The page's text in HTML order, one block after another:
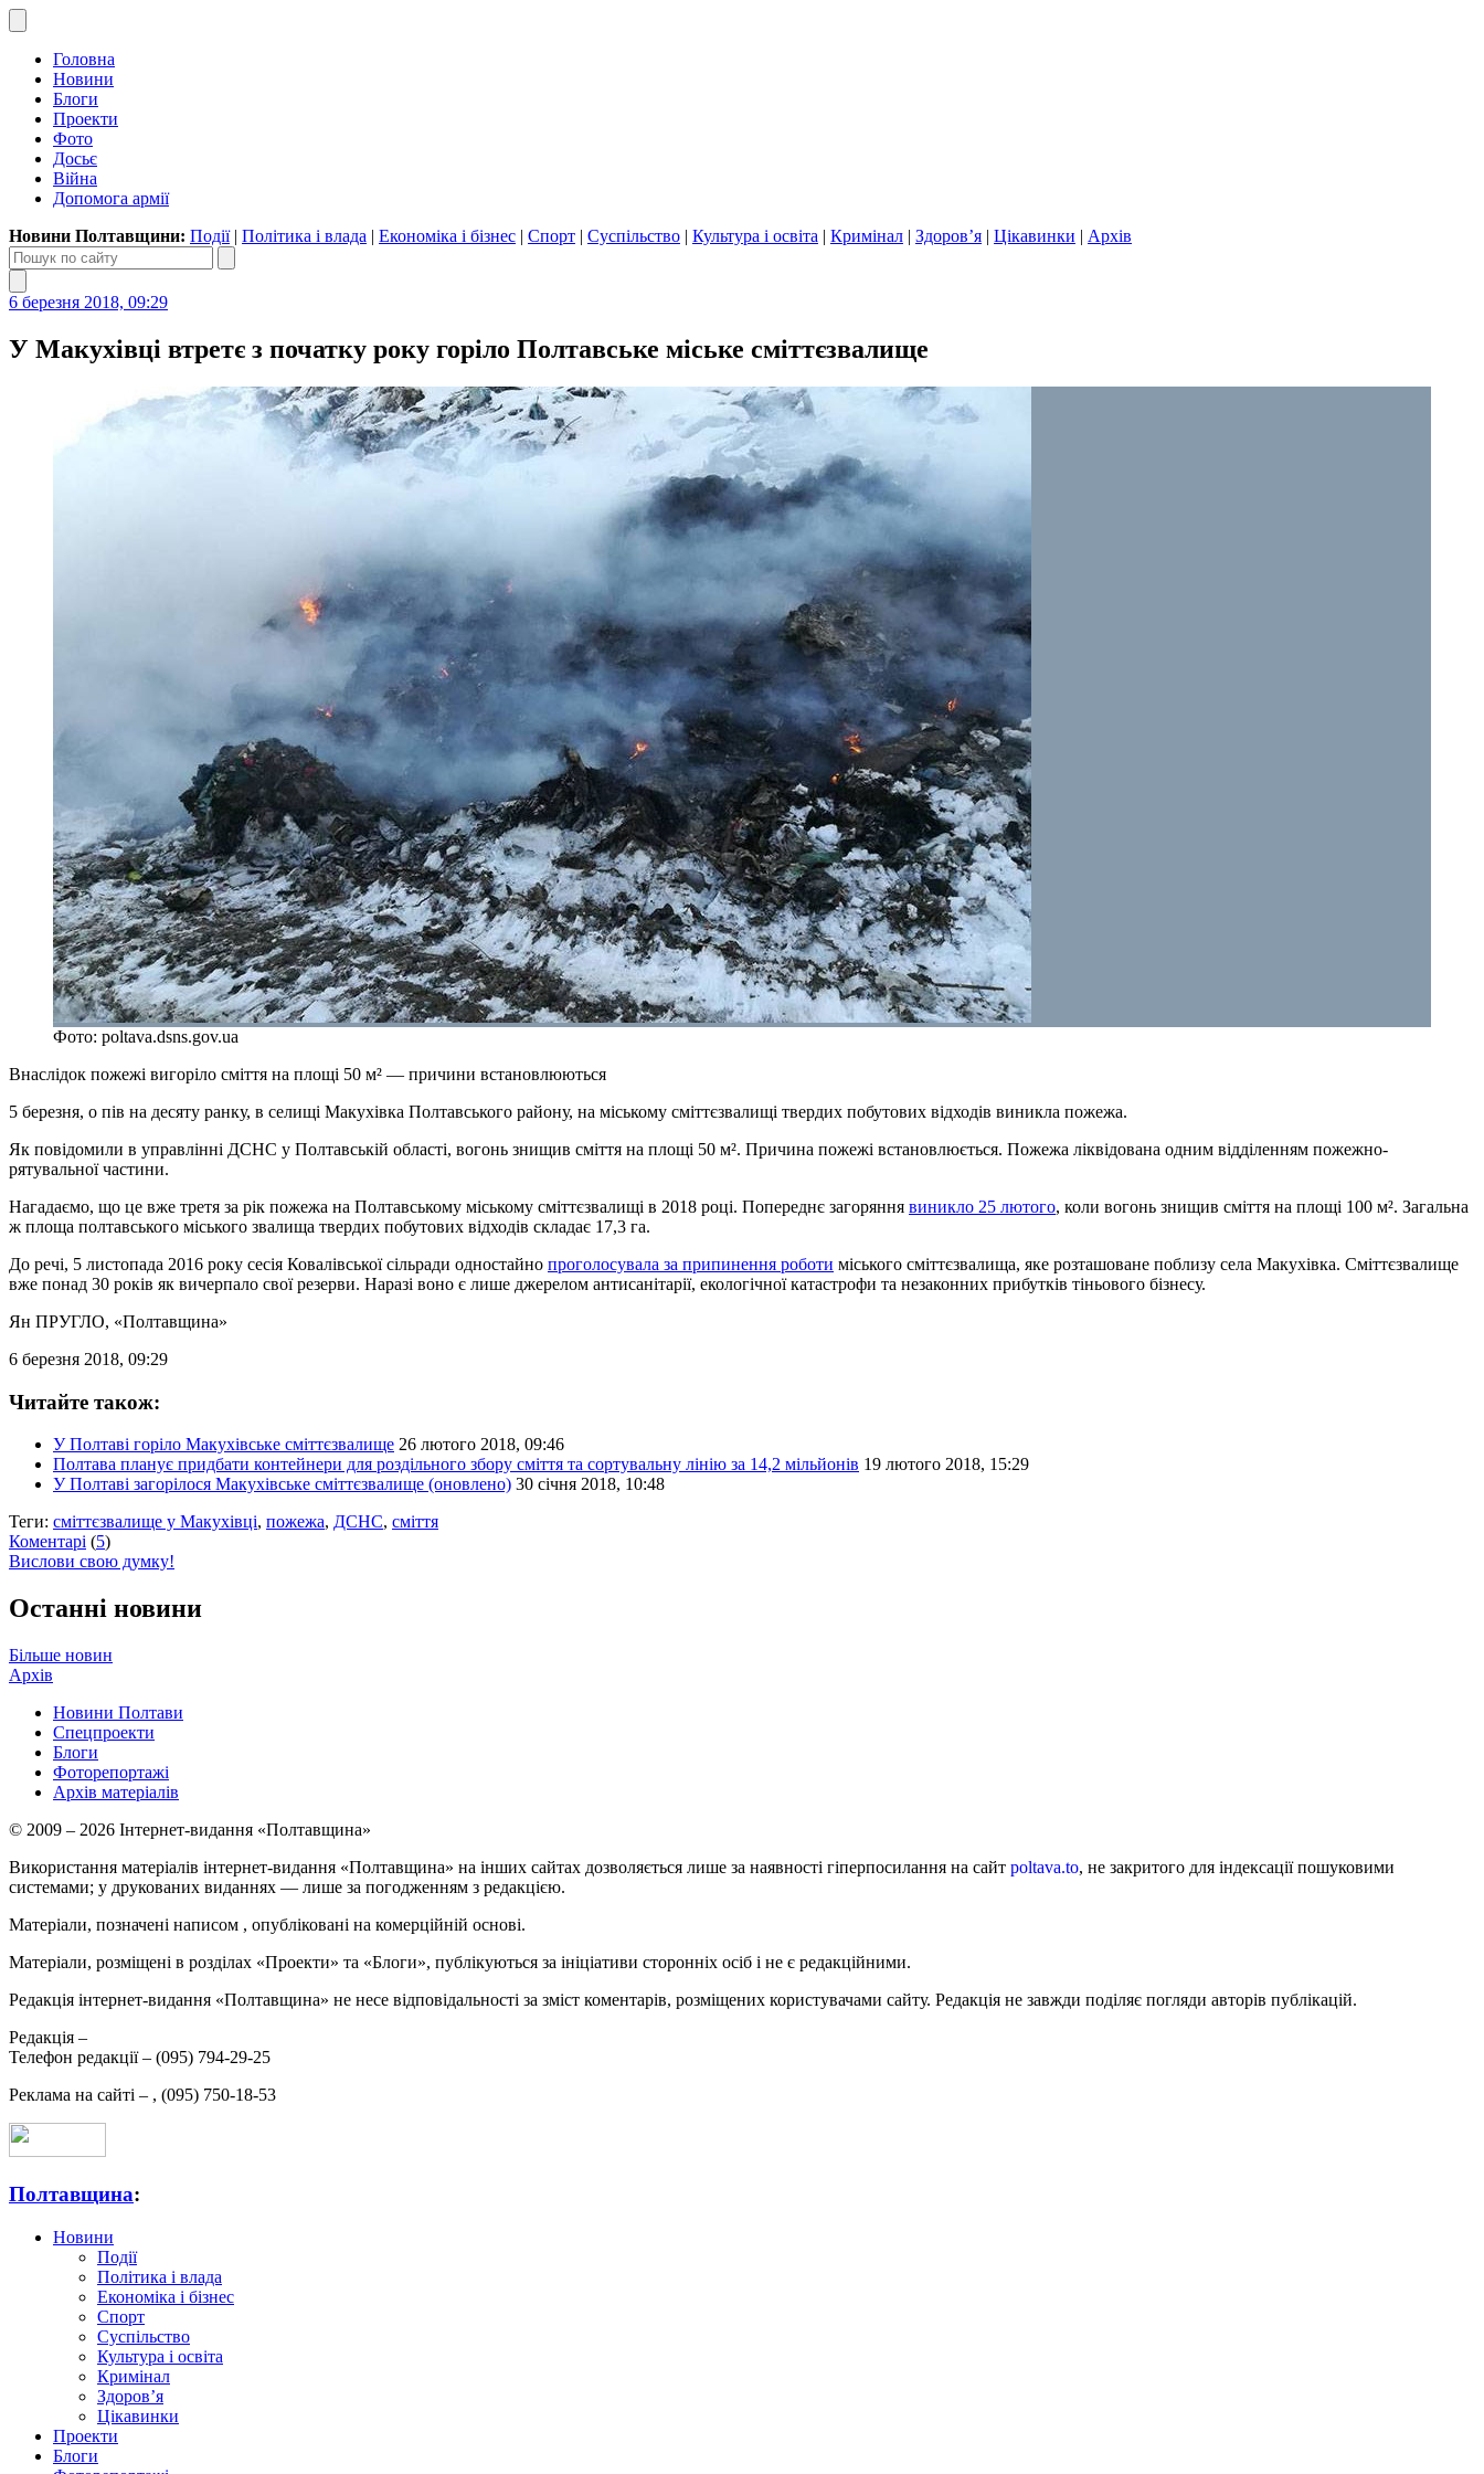
Головна
Новини
Блоги
Проекти
Фото
Досьє
Війна
Допомога армії
Новини Полтавщини: Події| Політика і влада | Економіка і бізнес | Спорт | Суспільство | Культура і освіта | Кримінал | Здоров’я | Цікавинки | Архів
6 березня 2018, 09:29
У Макухівці втретє з початку року горіло Полтавське міське сміттєзвалище
Фото: poltava.dsns.gov.ua
Внаслідок пожежі вигоріло сміття на площі 50 м² — причини встановлюються
5 березня, о пів на десяту ранку, в селищі Макухівка Полтавського району, на міському сміттєзвалищі твердих побутових відходів виникла пожежа.
Як повідомили в управлінні ДСНС у Полтавській області, вогонь знищив сміття на площі 50 м². Причина пожежі встановлюється. Пожежа ліквідована одним відділенням пожежно-
рятувальної частини.
Нагадаємо, що це вже третя за рік пожежа на Полтавському міському сміттєзвалищі в 2018 році. Попереднє загоряння виникло 25 лютого, коли вогонь знищив сміття на площі 100 м². Загальна
ж площа полтавського міського звалища твердих побутових відходів складає 17,3 га.
До речі, 5 листопада 2016 року сесія Ковалівської сільради одностайно проголосувала за припинення роботи міського сміттєзвалища, яке розташоване поблизу села Макухівка. Сміттєзвалище
вже понад 30 років як вичерпало свої резерви. Наразі воно є лише джерелом антисанітарії, екологічної катастрофи та незаконних прибутків тіньового бізнесу.
Ян ПРУГЛО, «Полтавщина»
6 березня 2018, 09:29
Читайте також:
У Полтаві горіло Макухівське сміттєзвалище 26 лютого 2018, 09:46
Полтава планує придбати контейнери для роздільного збору сміття та сортувальну лінію за 14,2 мільйонів 19 лютого 2018, 15:29
У Полтаві загорілося Макухівське сміттєзвалище (оновлено) 30 січня 2018, 10:48
Теги: сміттєзвалище у Макухівці, пожежа, ДСНС, сміття
Коментарі (5)
Вислови свою думку!
Останні новини
Більше новин
Архів
Новини Полтави
Спецпроекти
Блоги
Фоторепортажі
Архів матеріалів
© 2009 – 2026 Інтернет-видання «Полтавщина»
Використання матеріалів інтернет-видання «Полтавщина» на інших сайтах дозволяється лише за наявності гіперпосилання на сайт poltava.to, не закритого для індексації пошуковими
системами; у друкованих виданнях — лише за погодженням з редакцією.
Матеріали, позначені написом , опубліковані на комерційній основі.
Матеріали, розміщені в розділах «Проекти» та «Блоги», публікуються за ініціативи сторонніх осіб і не є редакційними.
Редакція інтернет-видання «Полтавщина» не несе відповідальності за зміст коментарів, розміщених користувачами сайту. Редакція не завжди поділяє погляди авторів публікацій.
Редакція –
Телефон редакції – (095) 794-29-25
Реклама на сайті – , (095) 750-18-53
Полтавщина:
Новини
Події
Політика і влада
Економіка і бізнес
Спорт
Суспільство
Культура і освіта
Кримінал
Здоров’я
Цікавинки
Проекти
Блоги